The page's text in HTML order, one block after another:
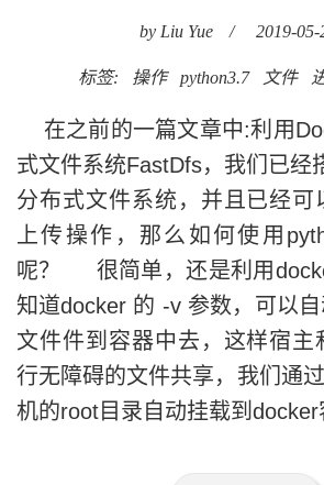
by Liu Yue / 2019-05-
标签: 操作 python3.7 文件
在之前的一篇文章中:利用
式文件系统FastDfs，我们已经
分布式文件系统，并且已经可
上传操作，那么如何使用
呢？ 很简单，还是利用
知道docker 的 -v 参数，可以
文件件到容器中去，这样宿主
行无障碍的文件共享，我们通
机的root目录自动挂载到